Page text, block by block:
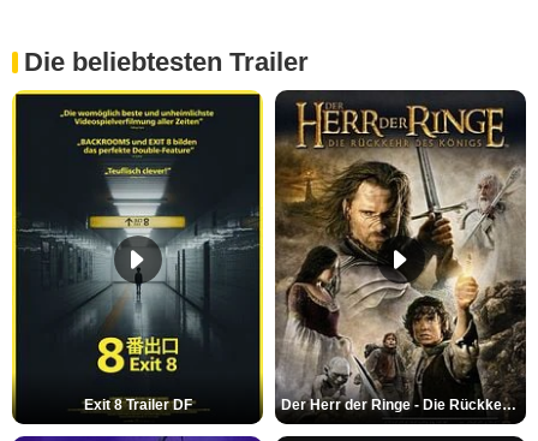
Die beliebtesten Trailer
Exit 8 Trailer DF Der Herr der Ringe - Die Rückkehr des Königs Trailer OV